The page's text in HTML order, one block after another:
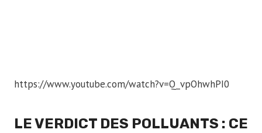
https://www.youtube.com/watch?v=Q_vpOhwhPI0
LE VERDICT DES POLLUANTS : CE